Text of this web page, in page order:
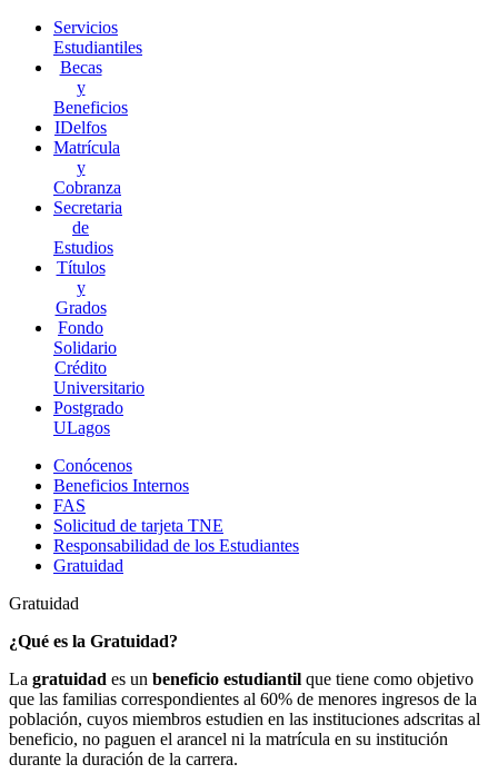
Servicios
Estudiantiles
Becas
y
Beneficios
IDelfos
Matrícula
y
Cobranza
Secretaria
de
Estudios
Títulos
y
Grados
Fondo
Solidario
Crédito
Universitario
Postgrado
ULagos
Conócenos
Beneficios Internos
FAS
Solicitud de tarjeta TNE
Responsabilidad de los Estudiantes
Gratuidad
Gratuidad
¿Qué es la Gratuidad?
La gratuidad es un beneficio estudiantil que tiene como objetivo
que las familias correspondientes al 60% de menores ingresos de la
población, cuyos miembros estudien en las instituciones adscritas al
beneficio, no paguen el arancel ni la matrícula en su institución
durante la duración de la carrera.